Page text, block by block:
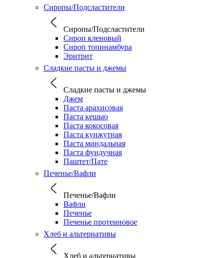
Сиропы/Подсластители
Сиропы/Подсластители
Сироп кленовый
Сироп топинамбура
Эритрит
Сладкие пасты и джемы
Сладкие пасты и джемы
Джем
Паста арахисовая
Паста кешью
Паста кокосовая
Паста кунжутная
Паста миндальная
Паста фундучная
Паштет/Пате
Печенье/Вафли
Печенье/Вафли
Вафли
Печенье
Печенье протеиновое
Хлеб и альтернативы
Хлеб и альтернативы